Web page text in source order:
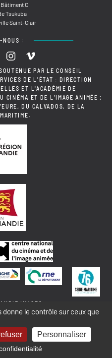
C
Tsukuba
Saint-Clair
NOUS :
PAR LE CONSEIL
DE L'ÉTAT : DIRECTION
ET L'ACADÉMIE DE
CINÉMA ET DE L'IMAGE ANIMÉE ;
DU CALVADOS, DE LA
IMAGES
PLAN DU SITE
le contrôle sur ceux que
Personnaliser